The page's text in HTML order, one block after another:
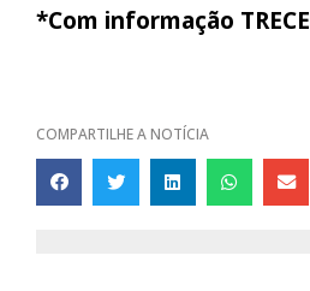
*Com informação TRECE
COMPARTILHE A NOTÍCIA